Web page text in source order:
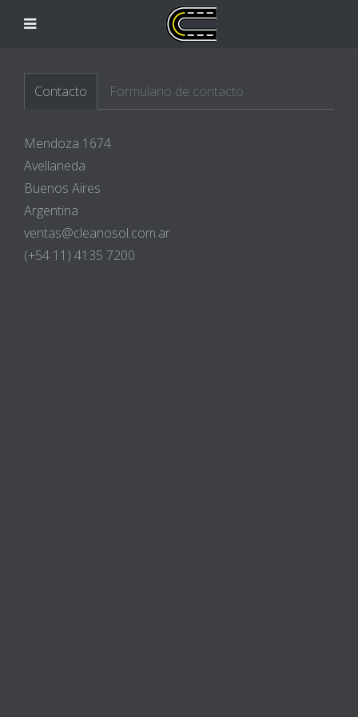
Contacto Formulario de contacto
Mendoza 1674
Avellaneda
Buenos Aires
Argentina
ventas@cleanosol.com.ar
(+54 11) 4135 7200